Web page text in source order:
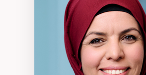
Méthodes de recherche
Acteurs plus qu'humains
Approches socio-écologiques
Conservation de la biodiversité
Collaboration et méthodes
Études des sciences
Relations humain-
Transdisciplinarité